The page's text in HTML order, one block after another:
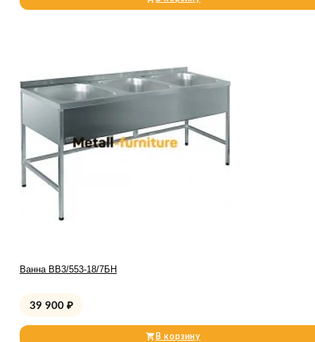
Ванна ВВ3/553-18/7БН
39 900 ₽
В корзину